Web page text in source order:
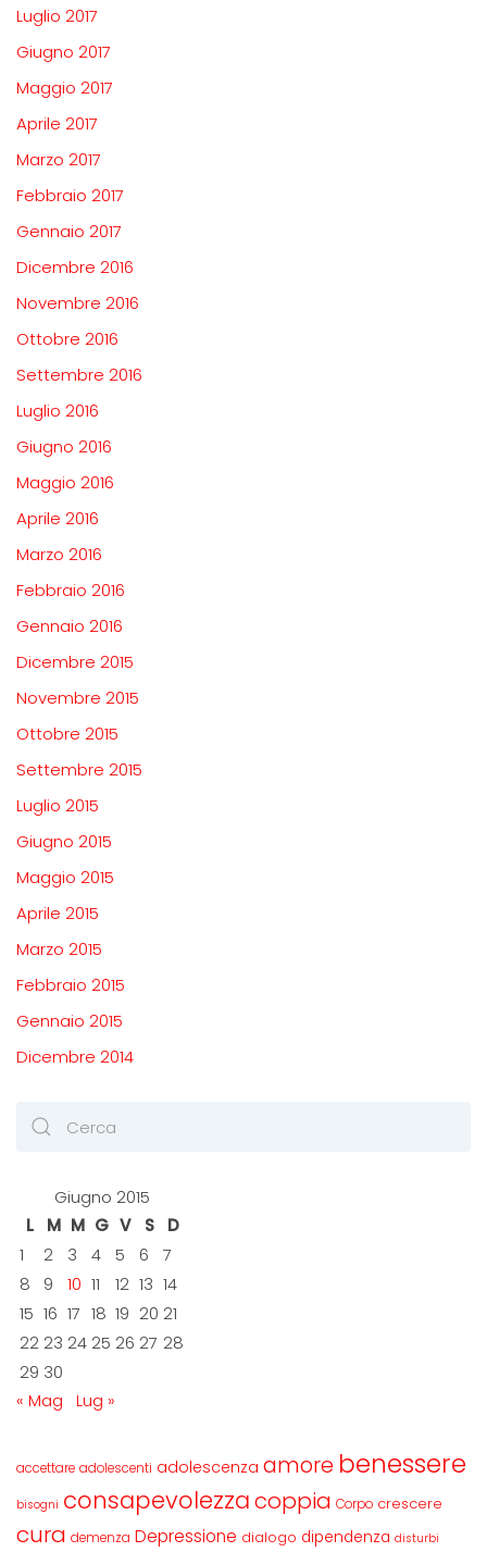
Luglio 2017
Giugno 2017
Maggio 2017
Aprile 2017
Marzo 2017
Febbraio 2017
Gennaio 2017
Dicembre 2016
Novembre 2016
Ottobre 2016
Settembre 2016
Luglio 2016
Giugno 2016
Maggio 2016
Aprile 2016
Marzo 2016
Febbraio 2016
Gennaio 2016
Dicembre 2015
Novembre 2015
Ottobre 2015
Settembre 2015
Luglio 2015
Giugno 2015
Maggio 2015
Aprile 2015
Marzo 2015
Febbraio 2015
Gennaio 2015
Dicembre 2014
Giugno 2015
L
M M G V S
D
1
2 3 4 5 6
7
8
9 10 11 12 13 14
15 16 17 18 19 20 21
22 23 24 25 26 27 28
29 30
« Mag
Lug »
accettare adolescenti adolescenza amore benessere
bisogni consapevolezzacoppia Corpo crescere
cura demenza Depressione dialogo dipendenza disturbi